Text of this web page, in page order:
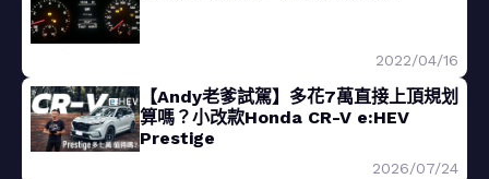
2022/04/16
【Andy老爹試駕】多花7萬直接上頂規划
算嗎？小改款Honda CR-V e:HEV
Prestige
2026/07/24